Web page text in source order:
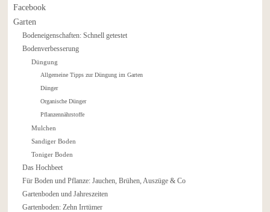
Facebook
Garten
Bodeneigenschaften: Schnell getestet
Bodenverbesserung
Düngung
Allgemeine Tipps zur Düngung im Garten
Dünger
Organische Dünger
Pflanzennährstoffe
Mulchen
Sandiger Boden
Toniger Boden
Das Hochbeet
Für Boden und Pflanze: Jauchen, Brühen, Auszüge & Co
Gartenboden und Jahreszeiten
Gartenboden: Zehn Irrtümer